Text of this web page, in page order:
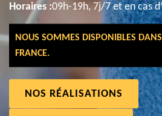
Horaires :09h-19h, 7j/7 et en cas
NOUS SOMMES DISPONIBLES DANS
FRANCE.
NOS RÉALISATIONS